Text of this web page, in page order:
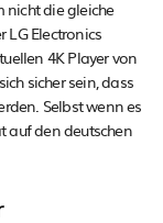
nicht die gleiche
LG Electronics
4K Player von
sicher sein, dass
Selbst wenn es
auf den deutschen